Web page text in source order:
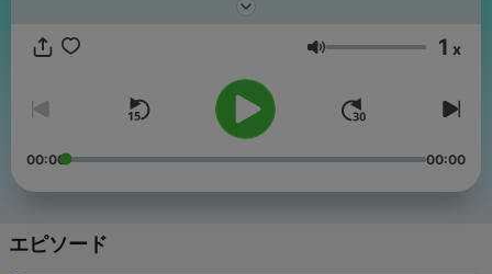
だけでなく、実際にフランス語で面白い人になりましょう。 フラ
キング、または家事に最適です。 このポッドキャストは、
DuoLingo などのアプリを使用している場合でも、フランス語の
クラスに登録している場合でも、現在の語学学習を補うのに最適
です。 初心者の場合は、優れたフランス語入門コースに加えてこ
ラレーターは、言語への愛のために、言語愛好家と世界旅行者に
ます。 (ポッドキャストプレーヤーがサポートしている場合)
音量 1 x
00:00 00:00
エピソード